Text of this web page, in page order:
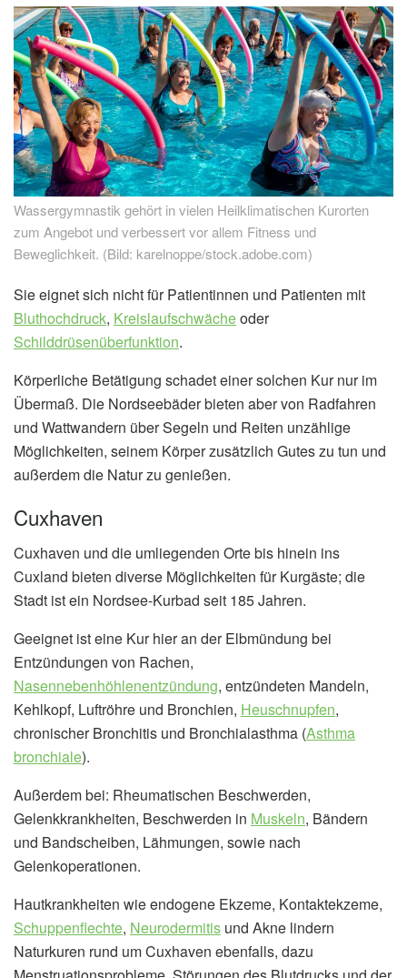
Wassergymnastik gehört in vielen Heilklimatischen Kurorten
zum Angebot und verbessert vor allem Fitness und
Beweglichkeit. (Bild: karelnoppe/stock.adobe.com)
Sie eignet sich nicht für Patientinnen und Patienten mit
Bluthochdruck, Kreislaufschwächeoder
Schilddrüsenüberfunktion.
Körperliche Betätigung schadet einer solchen Kur nur im
Übermaß. Die Nordseebäder bieten aber von Radfahren
und Wattwandern über Segeln und Reiten unzählige
Möglichkeiten, seinem Körper zusätzlich Gutes zu tun und
außerdem die Natur zu genießen.
Cuxhaven
Cuxhaven und die umliegenden Orte bis hinein ins
Cuxland bieten diverse Möglichkeiten für Kurgäste; die
Stadt ist ein Nordsee-Kurbad seit 185 Jahren.
Geeignet ist eine Kur hier an der Elbmündung bei
Entzündungen von Rachen,
Nasennebenhöhlenentzündung, entzündeten Mandeln,
Kehlkopf, Luftröhre und Bronchien, Heuschnupfen,
chronischer Bronchitis und Bronchialasthma (Asthma
bronchiale).
Außerdem bei: Rheumatischen Beschwerden,
Gelenkkrankheiten, Beschwerden in Muskeln, Bändern
und Bandscheiben, Lähmungen, sowie nach
Gelenkoperationen.
Hautkrankheiten wie endogene Ekzeme, Kontaktekzeme,
Schuppenflechte, Neurodermitis und Akne lindern
Naturkuren rund um Cuxhaven ebenfalls, dazu